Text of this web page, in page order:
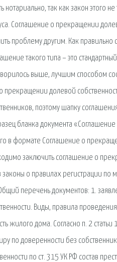
так как закон этого
Соглашение о прекращении
проблему другим. Как
такого типа – это
выше, лучшим способом
долевой
поэтому шапку
бланка документа
в формате Соглашение о
заключить соглашение о
о правилах регистрации по
перечень документов: 1.
Виды, правила
жилого дома. Согласно п. 2
по доверенности без
по ст. 315 УК РФ состав